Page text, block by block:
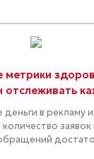
деньги в рекламу
количество